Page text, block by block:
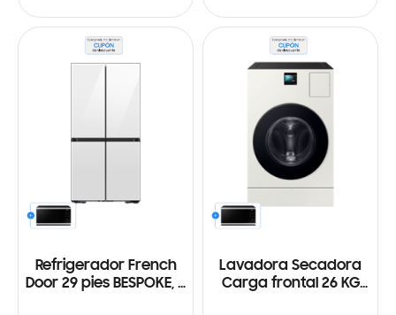
Refrigerador French
Door 29 pies BESPOKE, 4
Lavadora Secadora
Carga frontal 26 KG